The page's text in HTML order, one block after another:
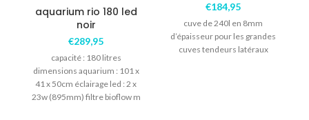
aquarium rio 180 led
noir
€289,95
capacité : 180 litres
dimensions aquarium : 101 x
41 x 50cm éclairage led : 2 x
23w (895mm) filtre bioflow m
€184,95
cuve de 240l en 8mm
d’épaisseur pour les grandes
cuves tendeurs latéraux